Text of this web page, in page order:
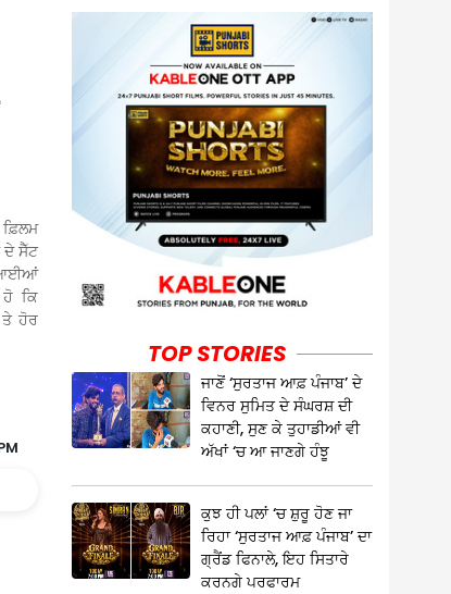
ਦੇ ਸੈੱਟ
ਆਈਆਂ
ਕਿ
ਤੇ ਹੋਰ
TOP STORIES
ਜਾਣੋਂ ‘ਸੁਰਤਾਜ ਆਫ਼ ਪੰਜਾਬ’ ਦੇ
ਵਿਨਰ ਸੁਮਿਤ ਦੇ ਸੰਘਰਸ਼ ਦੀ
ਕਹਾਣੀ, ਸੁਣ ਕੇ ਤੁਹਾਡੀਆਂ ਵੀ
ਅੱਖਾਂ ‘ਚ ਆ ਜਾਣਗੇ ਹੰਝੂ
ਕੁਝ ਹੀ ਪਲਾਂ ‘ਚ ਸ਼ੁਰੂ ਹੋਣ ਜਾ
ਰਿਹਾ ‘ਸੁਰਤਾਜ ਆਫ਼ ਪੰਜਾਬ’ ਦਾ
ਗ੍ਰੈਂਡ ਫਿਨਾਲੇ, ਇਹ ਸਿਤਾਰੇ
ਕਰਨਗੇ ਪਰਫਾਰਮ